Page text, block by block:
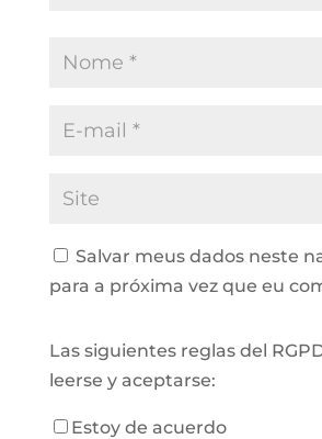
Salvar meus dados neste
para a próxima vez que eu
Las siguientes reglas del
leerse y aceptarse:
Estoy de acuerdo